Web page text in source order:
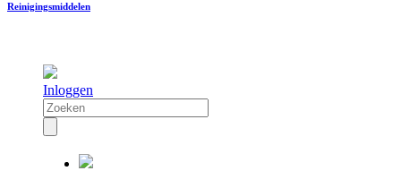
Reinigingsmiddelen
Inloggen